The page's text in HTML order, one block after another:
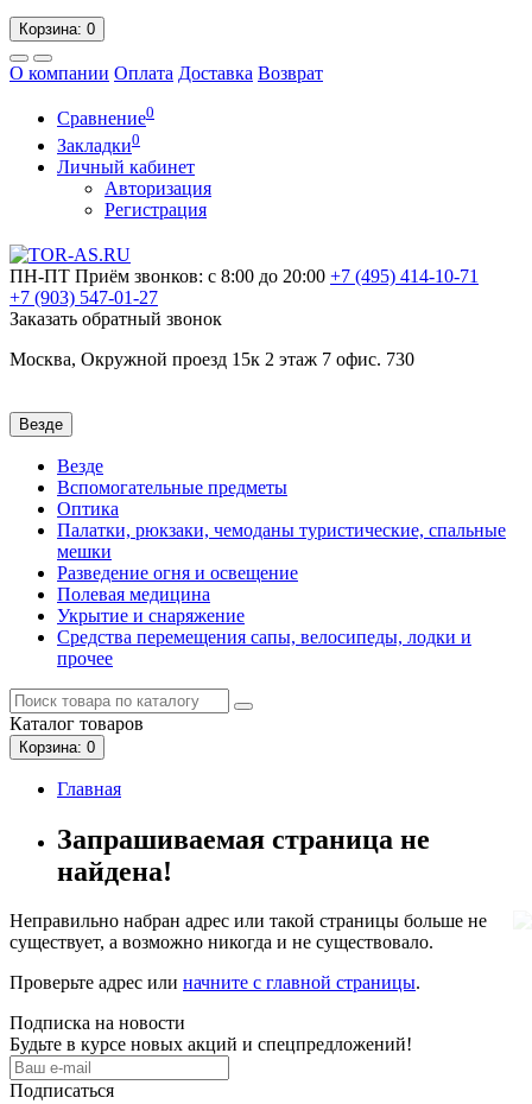
Корзина: 0
О компании Оплата Доставка Возврат
Сравнение0
Закладки0
Личный кабинет
Авторизация
Регистрация
ПН-ПТ Приём звонков: с 8:00 до 20:00 +7 (495) 414-10-71
+7 (903) 547-01-27
Заказать обратный звонок
Москва, Окружной проезд 15к 2 этаж 7 офис. 730
Везде
Везде
Вспомогательные предметы
Оптика
Палатки, рюкзаки, чемоданы туристические, спальные
мешки
Разведение огня и освещение
Полевая медицина
Укрытие и снаряжение
Средства перемещения сапы, велосипеды, лодки и
прочее
Каталог товаров
Корзина: 0
Главная
Запрашиваемая страница не
найдена!
Неправильно набран адрес или такой страницы больше не
существует, а возможно никогда и не существовало.
Проверьте адрес или начните с главной страницы.
Подписка на новости
Будьте в курсе новых акций и спецпредложений!
Подписаться